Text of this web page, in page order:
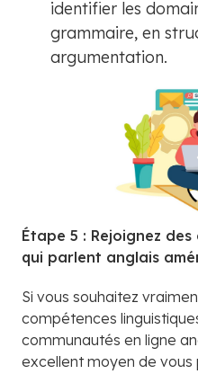
identifier les
grammaire, en
argumentation.
Étape 5 : Rejoignez
qui parlent anglais
Si vous souhaitez
compétences
communautés en ligne
excellent moyen de